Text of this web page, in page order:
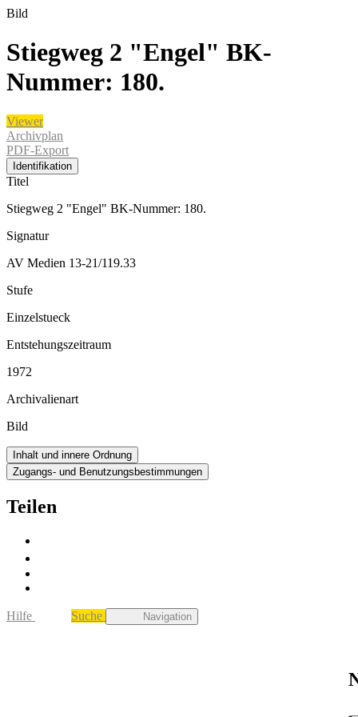
Bild
Stiegweg 2 "Engel" BK-
Nummer: 180.
Viewer
Archivplan
PDF-Export
Identifikation
Titel
Stiegweg 2 "Engel" BK-Nummer: 180.
Signatur
AV Medien 13-21/119.33
Stufe
Einzelstueck
Entstehungszeitraum
1972
Archivalienart
Bild
Inhalt und innere Ordnung
Zugangs- und Benutzungsbestimmungen
Teilen
Hilfe Suche Navigation